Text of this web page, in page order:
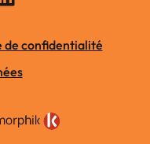
de confidentialité